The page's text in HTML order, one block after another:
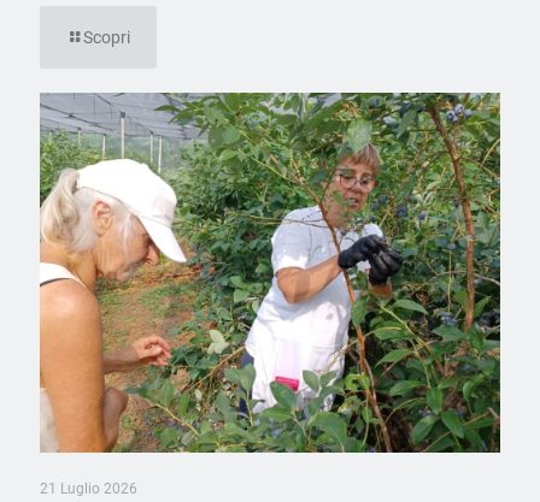
Scopri
21 Luglio 2026